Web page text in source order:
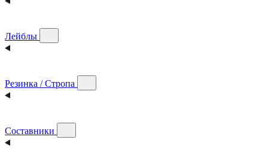
Лейблы
Резинка / Стропа
Составники